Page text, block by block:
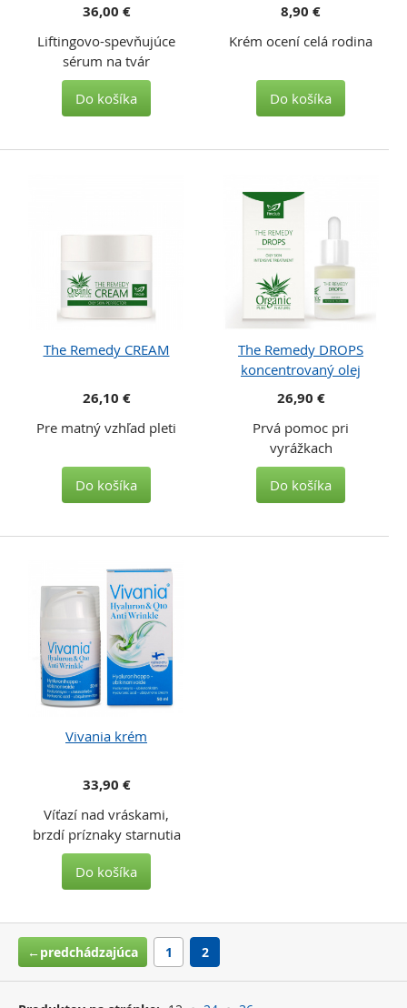
36,00 €
Liftingovo-spevňujúce
sérum na tvár
Do košíka
8,90 €
Krém ocení celá rodina
Do košíka
The Remedy CREAM
26,10 €
Pre matný vzhľad pleti
Do košíka
The Remedy DROPS
koncentrovaný olej
26,90 €
Prvá pomoc pri
vyrážkach
Do košíka
Vivania krém
33,90 €
Víťazí nad vráskami,
brzdí príznaky starnutia
Do košíka
←predchádzajúca 1 2